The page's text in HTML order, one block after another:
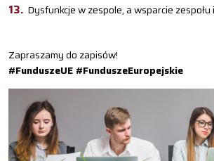
Dysfunkcje w zespole, a wsparcie zespołu
Zapraszamy do zapisów!
#FunduszeUE #FunduszeEuropejskie